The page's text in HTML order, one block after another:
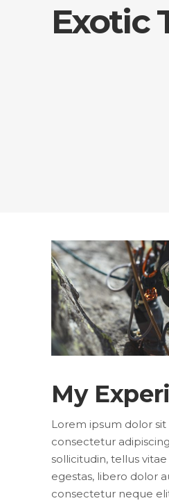
Exotic
My
Lorem ipsum dolor
consectetur
sollicitudin, tellus
egestas, libero dolor
consectetur neque